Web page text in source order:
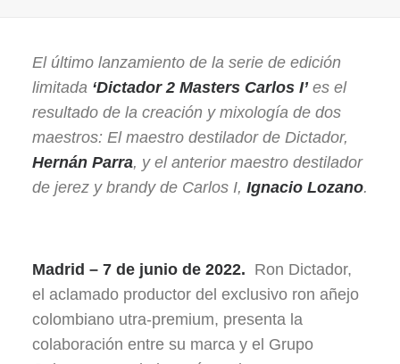
El último lanzamiento de la serie de edición
limitada ‘Dictador 2 Masters Carlos I’es el
resultado de la creación y mixología de dos
maestros: El maestro destilador de Dictador,
Hernán Parra, y el anterior maestro destilador
de jerez y brandy de Carlos I, Ignacio Lozano.
Madrid – 7 de junio de 2022. Ron Dictador,
el aclamado productor del exclusivo ron añejo
colombiano utra-premium, presenta la
colaboración entre su marca y el Grupo